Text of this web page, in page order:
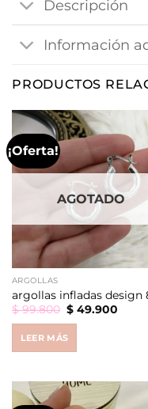
Descripción
Información
PRODUCTOS
¡Oferta!
AGOTADO
ARGOLLAS
argollas infladas design
$99.800 Original
price
$ 99.800.
$49.900
LEER MÁS